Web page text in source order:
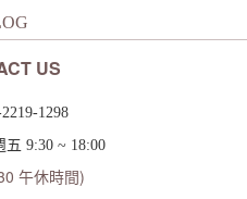
US
1298
9:30 ~ 18:00
午休時間)